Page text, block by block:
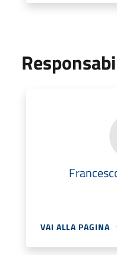
VAI ALLA PAGINA